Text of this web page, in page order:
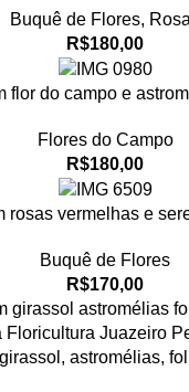
Buquê de Flores,
R$180,00
flor do campo e
Flores do Campo
R$180,00
rosas vermelhas e
Buquê de Flores
R$170,00
astromélias,